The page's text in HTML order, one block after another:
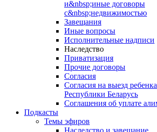
и&nbsp;иные договоры
с&nbsp;недвижимостью
Завещания
Иные вопросы
Исполнительные надписи
Наследство
Приватизация
Прочие договоры
Согласия
Согласия на выезд
Республики Беларусь
Соглашения об уплате
Подкасты
Темы эфиров